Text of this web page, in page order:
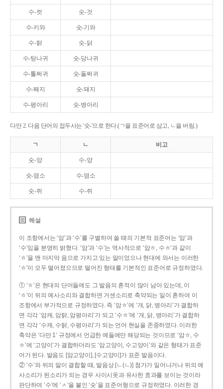
수-컷 숫-것
수-키와 숫-기와
수-탉 숫-닭
수-탕나귀 숫-당나귀
수-톨쩌귀 숫-돌쩌귀
수-퇘지 숫-돼지
수-평아리 숫-병아리
다만 2. 다음 단어의 접두사는 '숫-'으로 한다.(ㄱ을 표준어로 삼고, ㄴ을 버림.)
ㄱ ㄴ 비고
숫-양 수-양
숫-염소 수-염소
숫-쥐 수-쥐
해설
이 조항에서는 ‘암’과 ‘수’를 구별하여 쓸 때의 기본적 표준어는 ‘암’과
‘수’임을 분명히 밝혔다. ‘암’과 ‘수’는 역사적으로 ‘암ㅎ, 수ㅎ’과 같이
‘ㅎ’을 맨 마지막 음으로 가지고 있는 말이었으나 현대에 와서는 이러한
‘ㅎ’이 모두 떨어졌으므로 떨어진 형태를 기본적인 표준어로 규정하였다.
① ‘ㅎ’은 현대의 단어들에도 그 발음의 흔적이 많이 남아 있는데, 이
‘ㅎ’이 뒤의 예사소리와 결합하면 거센소리로 축약되는 일이 흔하여 이
조항에서 부가적으로 규정하였다. 즉 ‘암ㅎ’에 ‘개, 닭, 병아리’가 결합하
면 각각 ‘암캐, 암탉, 암평아리’가 되고 ‘수ㅎ’에 ‘개, 닭, 병아리’가 결합하
면 각각 ‘수캐, 수탉, 수평아리’가 되는 언어 현실을 존중하였다. 이러한
축약은 ‘다만 1’ 규정에서 언급한 예들에만 해당되는 것이므로 ‘암ㅎ, 수
ㅎ’에 ‘고양이’가 결합하더라도 ‘암고양이, 수고양이’와 같은 형태가 표준
어가 된다. 발음도 [암고양이], [수고양이]가 표준 발음이다.
② ‘수’와 뒤의 말이 결합할 때, 발음상 [ㄴ(ㄴ)] 첨가가 일어나거나 뒤의 예
사소리가 된소리가 되는 경우 사이시옷과 유사한 효과를 보이는 것이라
판단하여 ‘수’에 ‘ㅅ’을 붙인 ‘숫’을 표준어형으로 규정하였다. 이러한 경